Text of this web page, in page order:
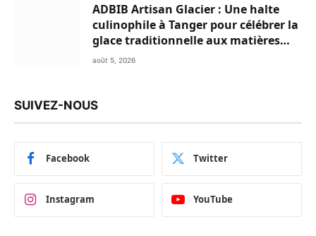
ADBIB Artisan Glacier : Une halte
culinophile à Tanger pour célébrer la
glace traditionnelle aux matières
premières de choix
août 5, 2026
SUIVEZ-NOUS
Facebook Twitter
Instagram YouTube